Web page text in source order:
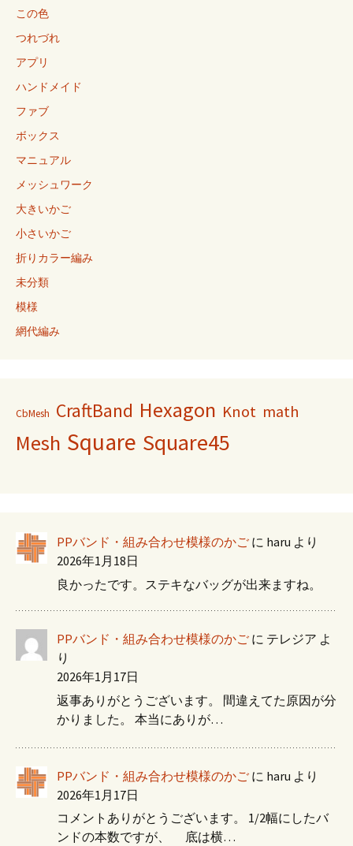
この色
つれづれ
アプリ
ハンドメイド
ファブ
ボックス
マニュアル
メッシュワーク
大きいかご
小さいかご
折りカラー編み
未分類
模様
網代編み
CbMesh CraftBand Hexagon Knot math
Mesh Square Square45
PPバンド・組み合わせ模様のかご に haru より
2026年1月18日
良かったです。ステキなバッグが出来ますね。
PPバンド・組み合わせ模様のかご に テレジア よ
り
2026年1月17日
返事ありがとうございます。 間違えてた原因が分
かりました。 本当にありが…
PPバンド・組み合わせ模様のかご に haru より
2026年1月17日
コメントありがとうございます。 1/2幅にしたバ
ンドの本数ですが、 底は横…